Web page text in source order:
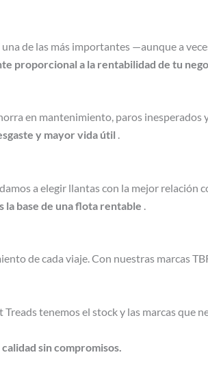
de las más importantes —aunque a
proporcional a la rentabilidad de tu
en mantenimiento, paros inesperados
y mayor vida útil .
a elegir llantas con la mejor relación
la base de una flota rentable
de cada viaje. Con nuestras marcas
tenemos el stock y las marcas que
sin compromisos.